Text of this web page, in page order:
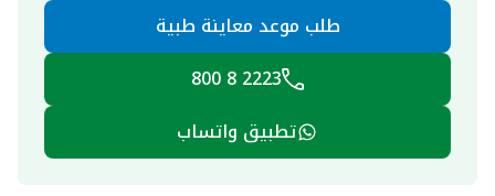
طلب موعد معاينة طبية
2223 8 800
تطبيق واتساب